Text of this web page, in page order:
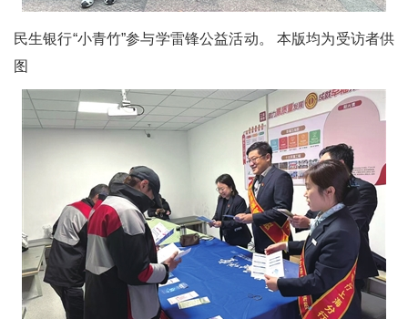
民生银行“小青竹”参与学雷锋公益活动。 本版均为受访者供
图